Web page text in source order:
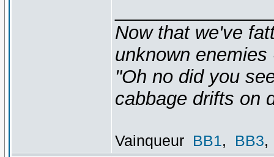
Now that we've
unknown
"Oh no did you
cabbage drifts on
Vainqueur BB1, BB3,